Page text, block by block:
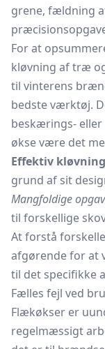
grene, fældning
For at
kløvning af træ
til vinterens
bedste værktøj.
beskærings- eller
økse være det
Effektiv kløvning
grund af sit
Mangfoldige
til forskellige
At forstå
afgørende for at
til det specifikke
Fælles fejl ved
Flækøkser er
regelmæssigt